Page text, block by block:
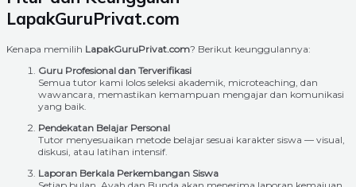
LapakGuruPrivat.com
Kenapa memilih LapakGuruPrivat.com? Berikut keunggulannya:
Guru Profesional dan Terverifikasi
Semua tutor kami lolos seleksi akademik, microteaching, dan
wawancara, memastikan kemampuan mengajar dan komunikasi
yang baik.
Pendekatan Belajar Personal
Tutor menyesuaikan metode belajar sesuai karakter siswa — visual,
diskusi, atau latihan intensif.
Laporan Berkala Perkembangan Siswa